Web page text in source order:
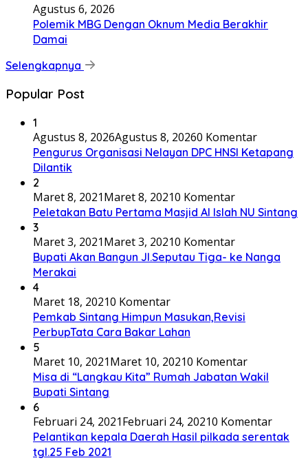
Agustus 6, 2026
Polemik MBG Dengan Oknum Media Berakhir
Damai
Selengkapnya
Popular Post
1
Agustus 8, 2026Agustus 8, 20260 Komentar
Pengurus Organisasi Nelayan DPC HNSI Ketapang
Dilantik
2
Maret 8, 2021Maret 8, 20210 Komentar
Peletakan Batu Pertama Masjid Al Islah NU Sintang
3
Maret 3, 2021Maret 3, 20210 Komentar
Bupati Akan Bangun Jl.Seputau Tiga- ke Nanga
Merakai
4
Maret 18, 20210 Komentar
Pemkab Sintang Himpun Masukan,Revisi
PerbupTata Cara Bakar Lahan
5
Maret 10, 2021Maret 10, 20210 Komentar
Misa di “Langkau Kita” Rumah Jabatan Wakil
Bupati Sintang
6
Februari 24, 2021Februari 24, 20210 Komentar
Pelantikan kepala Daerah Hasil pilkada serentak
tgl.25 Feb 2021